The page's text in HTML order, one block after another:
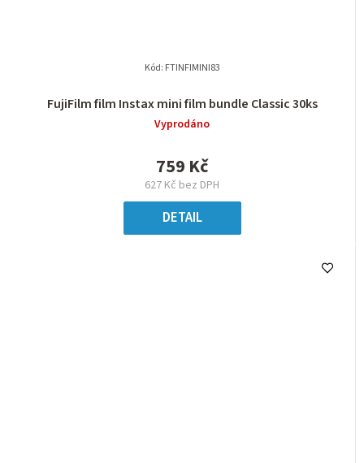
FujiFilm film Instax mini film bundle Classic 30ks
Vyprodáno
627 Kč bez DPH
759 Kč
DETAIL
Kód: FTINFIMINI83